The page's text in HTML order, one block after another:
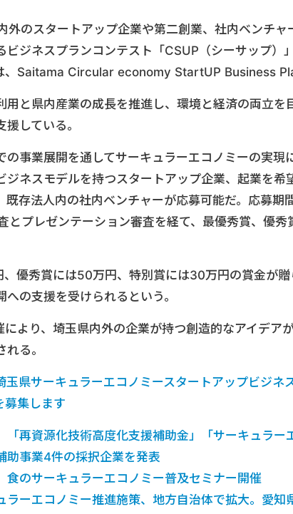
外のスタートアップ企業や第二創業、社内ベンチャ
ビジネスプランコンテスト「CSUP（シーサップ）
、Saitama Circular economy StartUP Business
用と県内産業の成長を推進し、環境と経済の両立を
している。
の事業展開を通してサーキュラーエコノミーの実現
ジネスモデルを持つスタートアップ企業、起業を希
既存法人内の社内ベンチャーが応募可能だ。応募
とプレゼンテーション審査を経て、最優秀賞、優秀
優秀賞には50万円、特別賞には30万円の賞金が
の支援を受けられるという。
より、埼玉県内外の企業が持つ創造的なアイデア
る。
玉県サーキュラーエコノミースタートアップビジネ
募集します
「再資源化技術高度化支援補助金」「サーキュラー
助事業4件の採択企業を発表
食のサーキュラーエコノミー普及セミナー開催
ラーエコノミー推進施策、地方自治体で拡大。愛知